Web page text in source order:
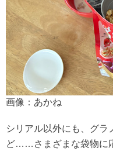
画像：あかね
シリアル以外にも、グラ
ど……さまざまな袋物に